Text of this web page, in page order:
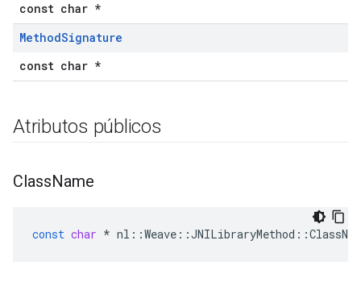
const char *
MethodSignature
const char *
Atributos públicos
ClassName
const char * nl ::Weave ::JNILibraryMethod ::